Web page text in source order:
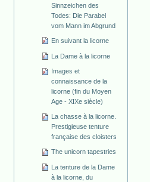
Sinnzeichen des
Todes: Die Parabel
vom Mann im Abgrund
En suivant la licorne
La Dame à la licorne
Images et
connaissance de la
licorne (fin du Moyen
Age - XIXe siècle)
La chasse à la licorne.
Prestigieuse tenture
française des cloisters
The unicorn tapestries
La tenture de la Dame
à la licorne, du